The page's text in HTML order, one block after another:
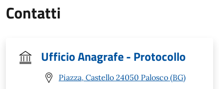
Contatti
Ufficio Anagrafe - Protocollo
Piazza, Castello 24050 Palosco (BG)